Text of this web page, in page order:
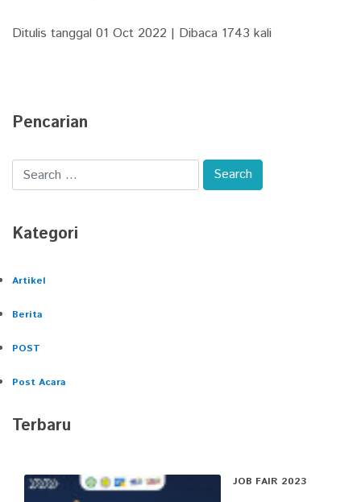
Ditulis tanggal 01 Oct 2022 | Dibaca 1743 kali
Pencarian
Kategori
Artikel
Berita
POST
Post Acara
Terbaru
JOB FAIR 2023